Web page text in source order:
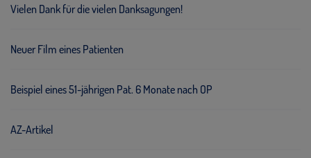
Vielen Dank für die vielen Danksagungen!
Neuer Film eines Patienten
Beispiel eines 51-jährigen Pat. 6 Monate nach OP
AZ-Artikel